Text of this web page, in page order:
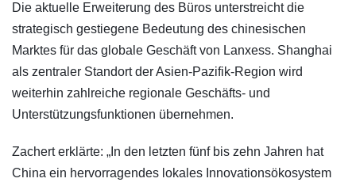
Die aktuelle Erweiterung des Büros unterstreicht die
strategisch gestiegene Bedeutung des chinesischen
Marktes für das globale Geschäft von Lanxess. Shanghai
als zentraler Standort der Asien-Pazifik-Region wird
weiterhin zahlreiche regionale Geschäfts- und
Unterstützungsfunktionen übernehmen.
Zachert erklärte: „In den letzten fünf bis zehn Jahren hat
China ein hervorragendes lokales Innovationsökosystem